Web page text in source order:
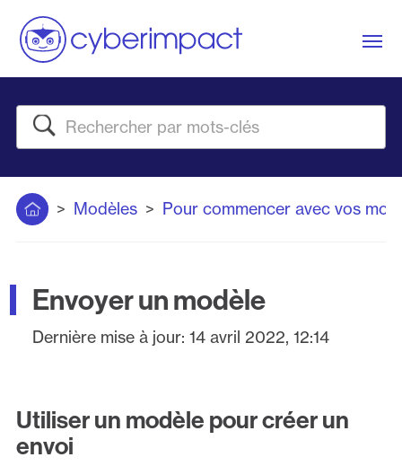
Rechercher
Accueil Modèles Pour commencer avec vos
Envoyer un modèle
Dernière mise à jour: 14 avril 2022, 12:14
Utiliser un modèle pour créer un
envoi